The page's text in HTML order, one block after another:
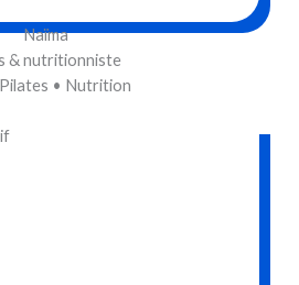
Naïma
& nutritionniste
• Nutrition